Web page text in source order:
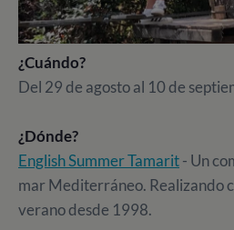
¿Cuándo?
Del 29 de agosto al 10 de
¿Dónde?
English Summer Tamarit- Un
mar Mediterráneo. Realizando
verano desde 1998.